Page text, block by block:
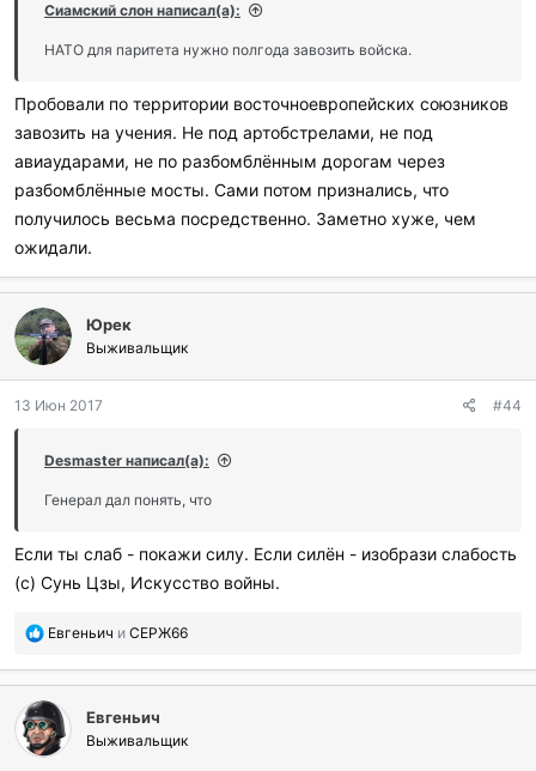
Сиамский слон написал(а):
НАТО для паритета нужно полгода завозить войска.
Пробовали по территории восточноевропейских союзников
завозить на учения. Не под артобстрелами, не под
авиаударами, не по разбомблённым дорогам через
разбомблённые мосты. Сами потом признались, что
получилось весьма посредственно. Заметно хуже, чем
ожидали.
Юрек
Выживальщик
13 Июн 2017 #44
Desmaster написал(а):
Генерал дал понять, что
Если ты слаб - покажи силу. Если силён - изобрази слабость
(с) Сунь Цзы, Искусство войны.
П
б
л
а
г
о
Евгеньич и СЕРЖ66
Евгеньич
Выживальщик